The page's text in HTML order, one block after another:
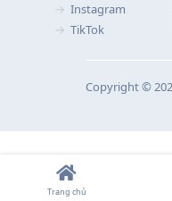
Instagram
TikTok
Copyright ©
Trang chủ